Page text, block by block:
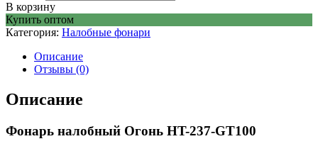
В корзину
Купить оптом
Категория: Налобные фонари
Описание
Отзывы (0)
Описание
Фонарь налобный Огонь HT-237-GT100